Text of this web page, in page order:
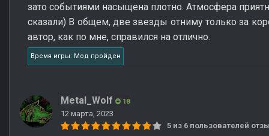
зато событиями насыщена плотно. Атмосфера
сказали) В общем, две звезды отниму только за
автор, как по мне, справился на отлично.
Время игры: Мод пройден
Metal_Wolf 18
12 марта, 2023
5 из 6 пользователей